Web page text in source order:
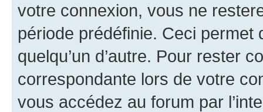
votre connexion, vous ne
période prédéfinie. Ceci permet
quelqu’un d’autre. Pour rester
correspondante lors de votre
vous accédez au forum par